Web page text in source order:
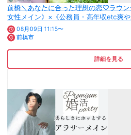
前橋＼あなたに合った理想の恋♡ラウン
女性メイン》×《公務員・高年収etc爽
08月09日 11:15〜
前橋市
詳細を見る